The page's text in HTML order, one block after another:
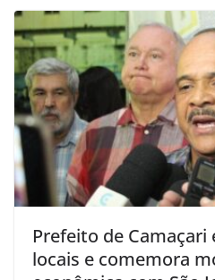
Prefeito de
locais e comemora